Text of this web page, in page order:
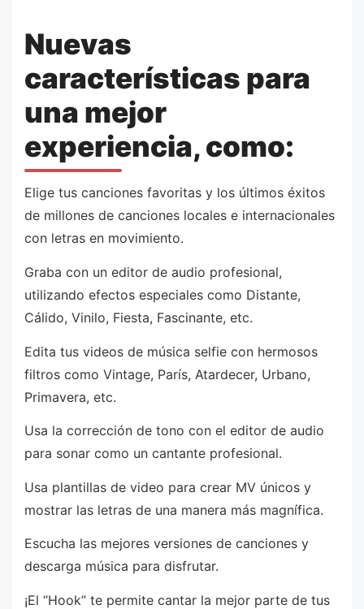
Nuevas
características para
una mejor
experiencia, como:
Elige tus canciones favoritas y los últimos éxitos
de millones de canciones locales e internacionales
con letras en movimiento.
Graba con un editor de audio profesional,
utilizando efectos especiales como Distante,
Cálido, Vinilo, Fiesta, Fascinante, etc.
Edita tus videos de música selfie con hermosos
filtros como Vintage, París, Atardecer, Urbano,
Primavera, etc.
Usa la corrección de tono con el editor de audio
para sonar como un cantante profesional.
Usa plantillas de video para crear MV únicos y
mostrar las letras de una manera más magnífica.
Escucha las mejores versiones de canciones y
descarga música para disfrutar.
¡El “Hook” te permite cantar la mejor parte de tus